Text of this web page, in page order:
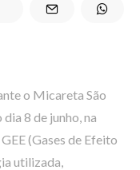
o Micareta São
8 de junho, na
(Gases de Efeito
utilizada,